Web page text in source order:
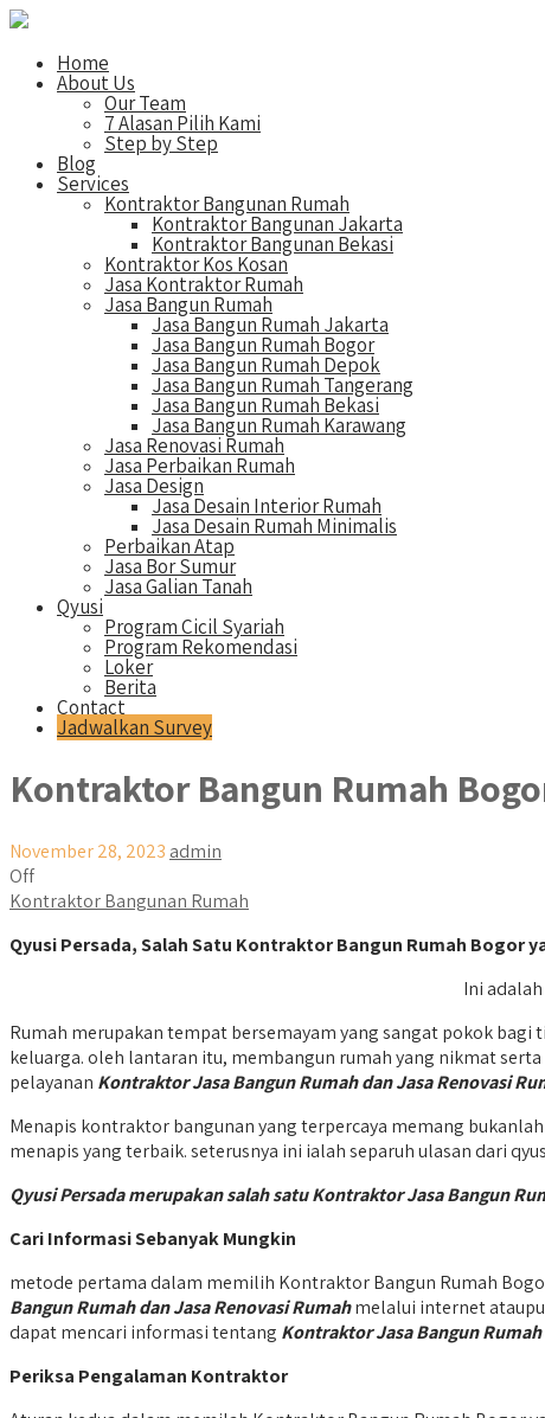
Home
About Us
Our Team
7 Alasan Pilih Kami
Step by Step
Blog
Services
Kontraktor Bangunan Rumah
Kontraktor Bangunan Jakarta
Kontraktor Bangunan Bekasi
Kontraktor Kos Kosan
Jasa Kontraktor Rumah
Jasa Bangun Rumah
Jasa Bangun Rumah Jakarta
Jasa Bangun Rumah Bogor
Jasa Bangun Rumah Depok
Jasa Bangun Rumah Tangerang
Jasa Bangun Rumah Bekasi
Jasa Bangun Rumah Karawang
Jasa Renovasi Rumah
Jasa Perbaikan Rumah
Jasa Design
Jasa Desain Interior Rumah
Jasa Desain Rumah Minimalis
Perbaikan Atap
Jasa Bor Sumur
Jasa Galian Tanah
Qyusi
Program Cicil Syariah
Program Rekomendasi
Loker
Berita
Contact
Jadwalkan Survey
Kontraktor Bangun Rumah
November 28, 2023 admin
Off
Kontraktor Bangunan Rumah
Qyusi Persada, Salah Satu Kontraktor Bangun Rumah Bogor
Ini
Rumah merupakan tempat bersemayam yang sangat pokok bagi
keluarga. oleh lantaran itu, membangun rumah yang nikmat
pelayanan Kontraktor Jasa Bangun Rumah dan Jasa Renovasi
Menapis kontraktor bangunan yang terpercaya memang
menapis yang terbaik. seterusnya ini ialah separuh ulasan dari
Qyusi Persada merupakan salah satu Kontraktor Jasa Bangun
Cari Informasi Sebanyak Mungkin
metode pertama dalam memilih Kontraktor Bangun Rumah
Bangun Rumah dan Jasa Renovasi Rumahmelalui internet
dapat mencari informasi tentang Kontraktor Jasa Bangun
Periksa Pengalaman Kontraktor